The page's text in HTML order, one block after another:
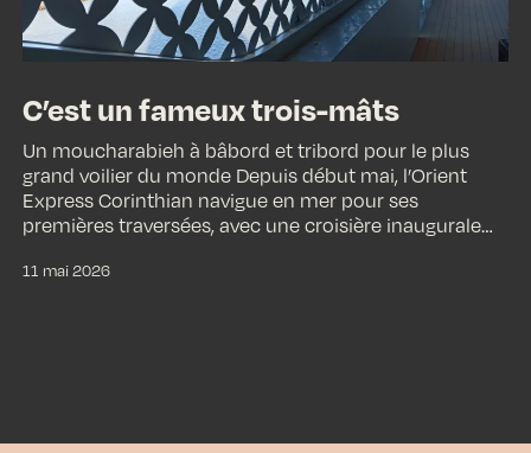
C’est un fameux trois-mâts
Un moucharabieh à bâbord et tribord pour le plus
grand voilier du monde Depuis début mai, l’Orient
Express Corinthian navigue en mer pour ses
premières traversées, avec une croisière inaugurale…
11 mai 2026